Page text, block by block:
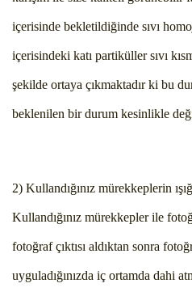
içerisinde bekletildiğinde sıvı
içerisindeki katı partiküller sıvı
şekilde ortaya çıkmaktadır ki bu
beklenilen bir durum kesinlikle
2) Kullandığınız mürekkeplerin
Kullandığınız mürekkepler ile
fotoğraf çıktısı aldıktan sonra
uyguladığınızda iç ortamda dahi